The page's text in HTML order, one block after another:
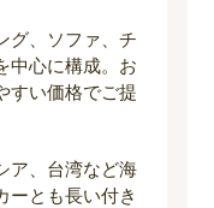
グ、ソファ、チ
中心に構成。お
すい価格でご提
ア、台湾など海
ーとも長い付き